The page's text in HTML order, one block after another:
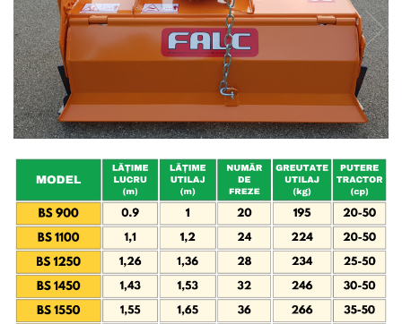
Maşini erbicidat
Mașini pentru săpat
Mașini Împrăștiat Amendamente
Mașini Împrăștiat Sare
Pluguri
Remorci Agricole
Remorci Tehnologice
Remorci Transfer Cereale
Remorci Transport
Remorci Transport Baloţi